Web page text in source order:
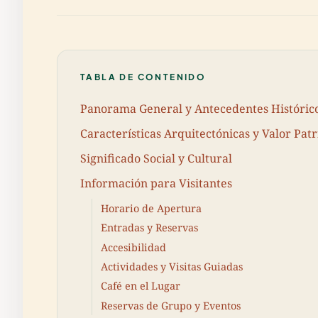
TABLA DE CONTENIDO
Panorama General y Antecedentes
Características Arquitectónicas y Valor
Significado Social y Cultural
Información para Visitantes
Horario de Apertura
Entradas y Reservas
Accesibilidad
Actividades y Visitas Guiadas
Café en el Lugar
Reservas de Grupo y Eventos